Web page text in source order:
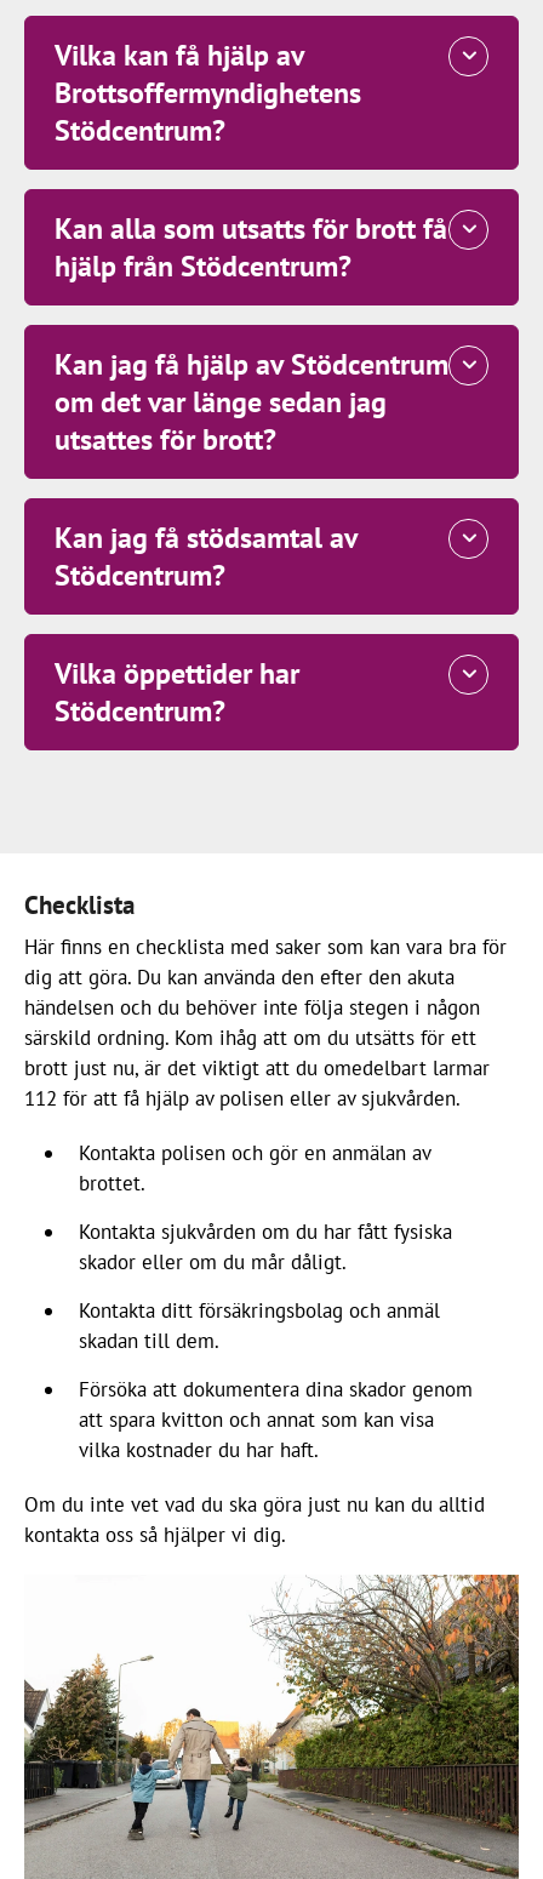
Vilka kan få hjälp av
Brottsoffermyndighetens
Stödcentrum?
Kan alla som utsatts för brott få
hjälp från Stödcentrum?
Kan jag få hjälp av Stödcentrum
om det var länge sedan jag
utsattes för brott?
Kan jag få stödsamtal av
Stödcentrum?
Vilka öppettider har
Stödcentrum?
Checklista
Här finns en checklista med saker som kan vara bra för
dig att göra. Du kan använda den efter den akuta
händelsen och du behöver inte följa stegen i någon
särskild ordning. Kom ihåg att om du utsätts för ett
brott just nu, är det viktigt att du omedelbart larmar
112 för att få hjälp av polisen eller av sjukvården.
Kontakta polisen och gör en anmälan av
brottet.
Kontakta sjukvården om du har fått fysiska
skador eller om du mår dåligt.
Kontakta ditt försäkringsbolag och anmäl
skadan till dem.
Försöka att dokumentera dina skador genom
att spara kvitton och annat som kan visa
vilka kostnader du har haft.
Om du inte vet vad du ska göra just nu kan du alltid
kontakta oss så hjälper vi dig.